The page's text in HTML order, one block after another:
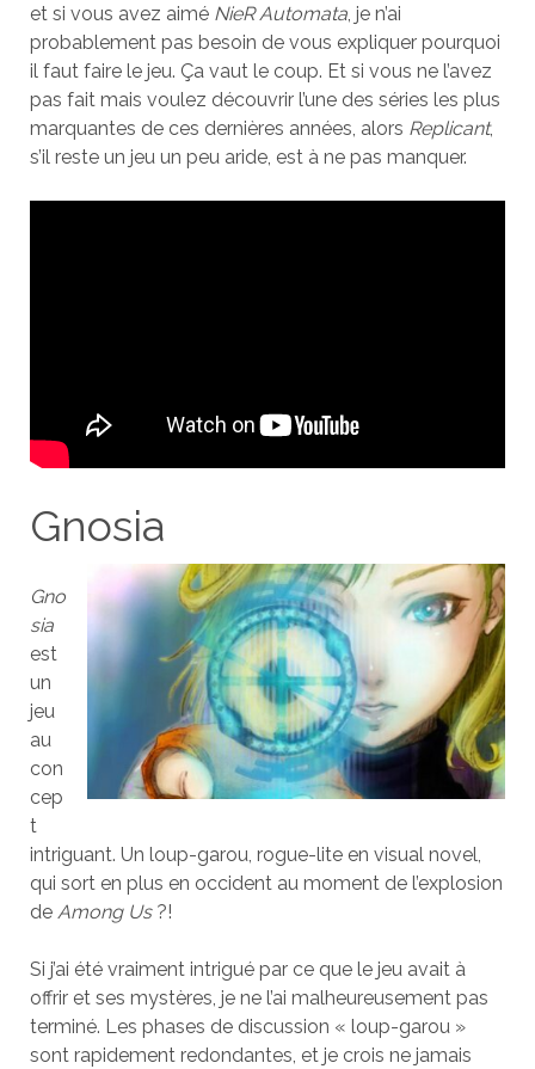
et si vous avez aimé NieR Automata, je n’ai
probablement pas besoin de vous expliquer pourquoi
il faut faire le jeu. Ça vaut le coup. Et si vous ne l’avez
pas fait mais voulez découvrir l’une des séries les plus
marquantes de ces dernières années, alors Replicant,
s’il reste un jeu un peu aride, est à ne pas manquer.
Gnosia
Gno
sia
est
un
jeu
au
con
cep
t
intriguant. Un loup-garou, rogue-lite en visual novel,
qui sort en plus en occident au moment de l’explosion
de Among Us?!
Si j’ai été vraiment intrigué par ce que le jeu avait à
offrir et ses mystères, je ne l’ai malheureusement pas
terminé. Les phases de discussion « loup-garou »
sont rapidement redondantes, et je crois ne jamais